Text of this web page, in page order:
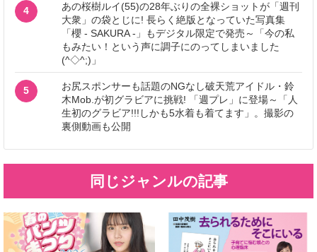
4
あの桜樹ルイ(55)の28年ぶりの全裸ショットが「週刊
大衆」の袋とじに! 長らく絶版となっていた写真集
「櫻 - SAKURA -」もデジタル限定で発売～「今の私
もみたい！という声に調子にのってしまいました
(^◇^;)」
5
お尻スポンサーも話題のNGなし破天荒アイドル・鈴
木Mob.が初グラビアに挑戦! 「週プレ」に登場～「人
生初のグラビア!!!しかも5水着も着てます」。撮影の
裏側動画も公開
同じジャンルの記事